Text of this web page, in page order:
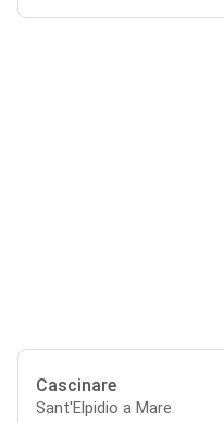
Cascinare
Sant'Elpidio a Mare